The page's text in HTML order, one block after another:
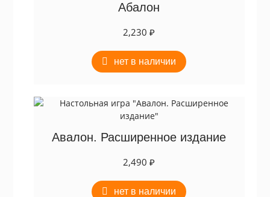
Абалон
2,230₽
нет в наличии
Авалон. Расширенное издание
2,490₽
нет в наличии